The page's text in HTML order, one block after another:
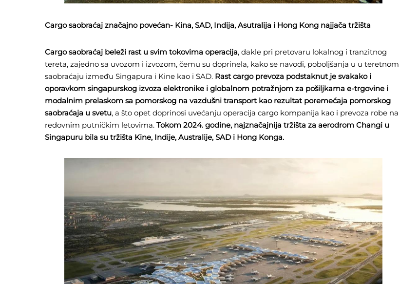
Cargo saobraćaj značajno povećan- Kina, SAD, Indija, Asutralija i Hong Kong najjača tržišta
Cargo saobraćaj beleži rast u svim tokovima operacija, dakle pri pretovaru lokalnog i tranzitnog
tereta, zajedno sa uvozom i izvozom, čemu su doprinela, kako se navodi, poboljšanja u u teretnom
saobraćaju između Singapura i Kine kao i SAD. Rast cargo prevoza podstaknut je svakako i
oporavkom singapurskog izvoza elektronike i globalnom potražnjom za pošiljkama e-trgovine i
modalnim prelaskom sa pomorskog na vazdušni transport kao rezultat poremećaja pomorskog
saobraćaja u svetu, a što opet doprinosi uvećanju operacija cargo kompanija kao i prevoza robe na
redovnim putničkim letovima. Tokom 2024. godine, najznačajnija tržišta za aerodrom Changi u
Singapuru bila su tržišta Kine, Indije, Australije, SAD i Hong Konga.